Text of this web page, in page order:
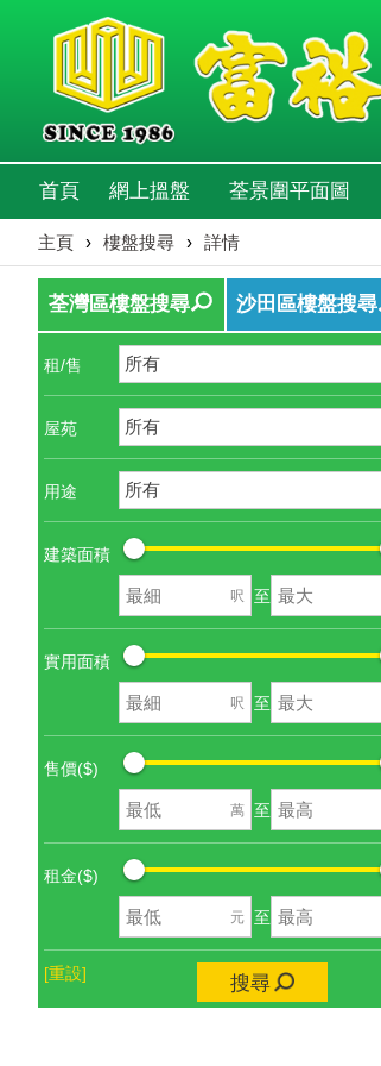
首頁 網上搵盤 荃景圍平面圖
主頁 › 樓盤搜尋 › 詳情
荃灣區樓盤搜尋 沙田區樓盤搜尋
租/售
屋苑
用途
建築面積
呎 至
實用面積
呎 至
售價($)
萬 至
租金($)
元 至
[重設] 搜尋